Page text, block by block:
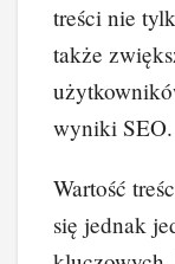
treści nie
także
wyniki SEO.
Wartość
się jednak